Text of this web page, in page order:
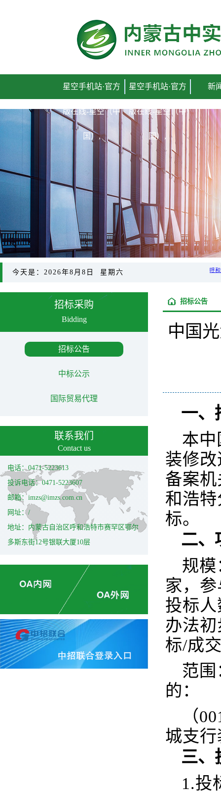
星空手机站·官方
版在线-星空（中
国）,
星空手机站·官方
版在线-星空（中
国）,
新
今天是：2026年8月8日 星期六
招标采购
Bidding
招标公告
中标公示
国际贸易代理
联系我们
Contact us
电话：0471-5223613
投诉电话：0471-5223607
邮箱：imzs@imzs.com.cn
网址：/
地址：内蒙古自治区呼和浩特市赛罕区鄂尔
多斯东街12号银联大厦10层
招标公告
中国
一、
本
装修
备案
和浩
标。
二、
规
家，
投标
办法
标/成
范
的：
（
城支
三、
1.投